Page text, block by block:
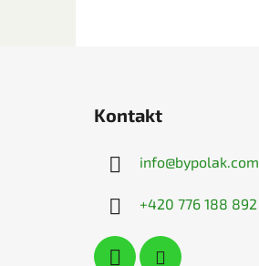
Kontakt
info@bypolak.com
+420 776 188 892